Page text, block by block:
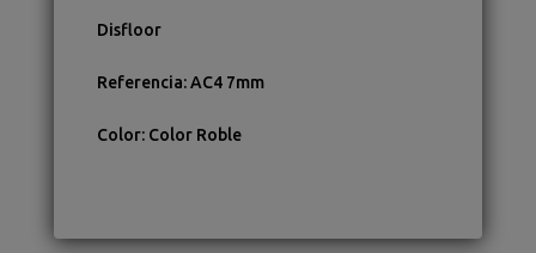
Disfloor
Referencia:AC4 7mm
Color: Color Roble